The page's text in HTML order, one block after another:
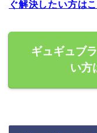
ぐ解決したい方は
ギュギュブ
い方